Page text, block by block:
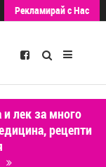
Рекламирай с Нас
Търсене
лек за много
рецепти